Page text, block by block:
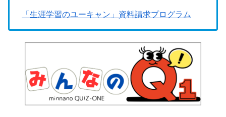
「生涯学習のユーキャン」資料請求プログラム